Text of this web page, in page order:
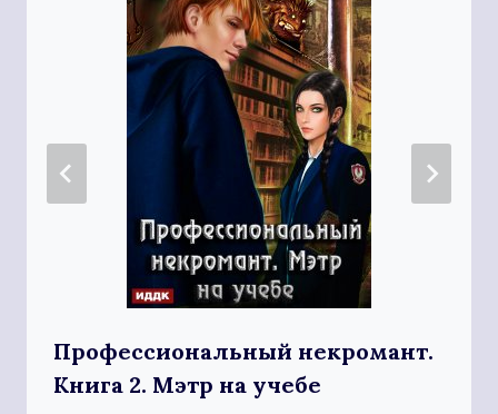
Профессиональный некромант.
Книга 2. Мэтр на учебе